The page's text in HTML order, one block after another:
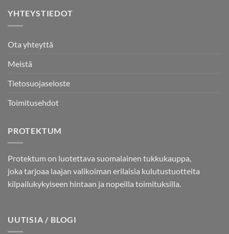
YHTEYSTIEDOT
Ota yhteyttä
Meistä
Tietosuojaseloste
Toimitusehdot
PROTEKTUM
Protektum on luotettava suomalainen tukkukauppa,
joka tarjoaa laajan valikoiman erilaisia kulutustuotteita
kilpailukykyiseen hintaan ja nopeilla toimituksilla.
UUTISIA / BLOGI